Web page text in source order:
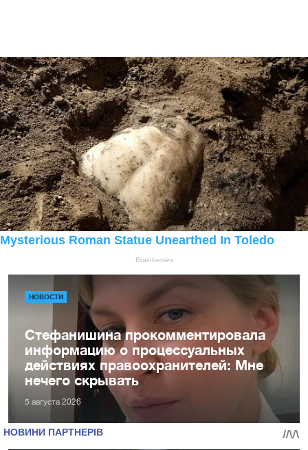
НОВОСТИ
Стефанишина прокомментировала
информацию о процессуальных
действиях правоохранителей: Мне
нечего скрывать
5 августа 2026